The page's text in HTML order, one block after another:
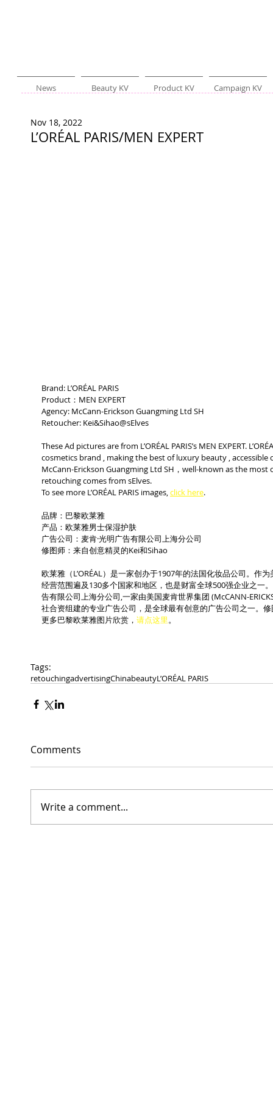
News Beauty KV Product KV Campaign KV
L’ORÉAL PARIS/MEN EXPERT
Nov 18, 2022
Brand: L’ORÉAL PARIS
Product：MEN EXPERT
Agency: McCann-Erickson Guangming Ltd SH
Retoucher: Kei&Sihao@sElves
These Ad pictures are from L’ORÉAL PARIS’s MEN EXPERT.
cosmetics brand , making the best of luxury beauty , accessible
McCann-Erickson Guangming Ltd SH，well-known as the most
retouching comes from sElves.
To see more L’ORÉAL PARIS images, click here.
品牌：巴黎欧莱雅
产品：欧莱雅男士保湿护肤
广告公司：麦肯·光明广告有限公司上海分公司
修图师：来自创意精灵的Kei和Sihao
欧莱雅（L’ORÉAL）是一家创办于1907年的法国化妆品公司。作
经营范围遍及130多个国家和地区，也是财富全球500强企业之一
告有限公司上海分公司,一家由美国麦肯世界集团 (McCANN-
社合资组建的专业广告公司，是全球最有创意的广告公司之一。
更多巴黎欧莱雅图片欣赏， 请点这里。
Tags:
retouchingadvertisingChinabeautyL’ORÉAL PARIS
Comments
Write a comment...